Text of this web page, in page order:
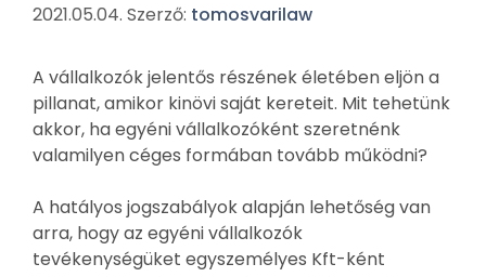
2021.05.04. Szerző: tomosvarilaw
A vállalkozók jelentős részének életében eljön a
pillanat, amikor kinövi saját kereteit. Mit tehetünk
akkor, ha egyéni vállalkozóként szeretnénk
valamilyen céges formában tovább működni?
A hatályos jogszabályok alapján lehetőség van
arra, hogy az egyéni vállalkozók
tevékenységüket egyszemélyes Kft-ként